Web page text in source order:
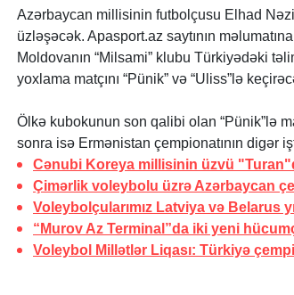
Azərbaycan millisinin futbolçusu Elhad
üzləşəcək. Apasport.az saytının
Moldovanın “Milsami” klubu Türkiyədəki
yoxlama matçını “Pünik” və “Uliss”lə
Ölkə kubokunun son qalibi olan “Pünik”lə
sonra isə Ermənistan çempionatının digər
Cənubi Koreya millisinin üzvü
Çimərlik voleybolu üzrə Azərbaycan
Voleybolçularımız Latviya və Belarus
“Murov Az Terminal”da iki yeni
Voleybol Millətlər Liqası: Türkiyə